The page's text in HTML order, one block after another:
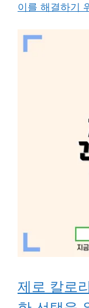
이를 해결하기
제로 칼로